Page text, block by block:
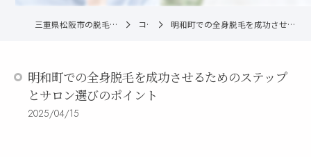
三重県松阪市の脱毛ならメンズ脱毛ZERO松阪店 コラム 明和町での全身脱毛を成功させるためのステップとサロン選びのポイント
明和町での全身脱毛を成功させるためのステップ
とサロン選びのポイント
2025/04/15